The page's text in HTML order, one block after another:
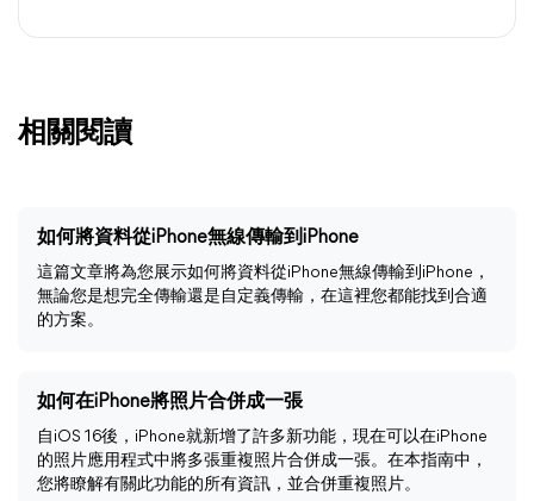
相關閱讀
如何將資料從iPhone無線傳輸到iPhone
這篇文章將為您展示如何將資料從iPhone無線傳輸到iPhone，
無論您是想完全傳輸還是自定義傳輸，在這裡您都能找到合適
的方案。
如何在iPhone將照片合併成一張
自iOS 16後，iPhone就新增了許多新功能，現在可以在iPhone
的照片應用程式中將多張重複照片合併成一張。在本指南中，
您將瞭解有關此功能的所有資訊，並合併重複照片。